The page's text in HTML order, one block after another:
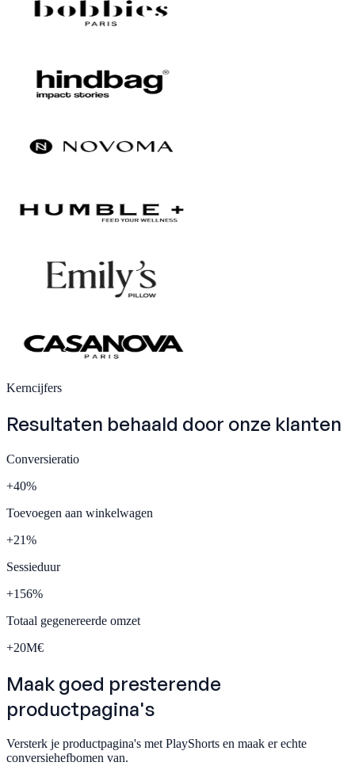
Kerncijfers
Resultaten behaald door onze klanten
Conversieratio
+40%
Toevoegen aan winkelwagen
+21%
Sessieduur
+156%
Totaal gegenereerde omzet
+20M€
Maak goed presterende
productpagina's
Versterk je productpagina's met PlayShorts en maak er echte
conversiehefbomen van.